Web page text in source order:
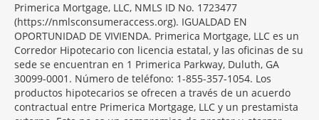
Primerica Mortgage, LLC, NMLS ID No. 1723477
(https://nmlsconsumeraccess.org). IGUALDAD EN
OPORTUNIDAD DE VIVIENDA. Primerica Mortgage, LLC es un
Corredor Hipotecario con licencia estatal, y las oficinas de su
sede se encuentran en 1 Primerica Parkway, Duluth, GA
30099-0001. Número de teléfono: 1-855-357-1054. Los
productos hipotecarios se ofrecen a través de un acuerdo
contractual entre Primerica Mortgage, LLC y un prestamista